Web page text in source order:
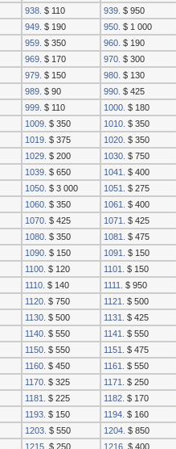
938. $ 110 939. $ 950
949. $ 190 950. $ 1 000
959. $ 350 960. $ 190
969. $ 170 970. $ 300
979. $ 150 980. $ 130
989. $ 90 990. $ 425
999. $ 110 1000. $ 180
1009. $ 350 1010. $ 350
1019. $ 375 1020. $ 350
1029. $ 200 1030. $ 750
1039. $ 650 1041. $ 400
1050. $ 3 000 1051. $ 275
1060. $ 350 1061. $ 400
1070. $ 425 1071. $ 425
1080. $ 350 1081. $ 475
1090. $ 150 1091. $ 150
1100. $ 120 1101. $ 150
1110. $ 140 1111. $ 950
1120. $ 750 1121. $ 500
1130. $ 500 1131. $ 425
1140. $ 550 1141. $ 550
1150. $ 550 1151. $ 475
1160. $ 450 1161. $ 550
1170. $ 325 1171. $ 250
1181. $ 225 1182. $ 170
1193. $ 150 1194. $ 160
1203. $ 550 1204. $ 850
1215. $ 250 1216. $ 400